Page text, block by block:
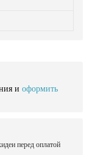
и оформить
перед оплатой